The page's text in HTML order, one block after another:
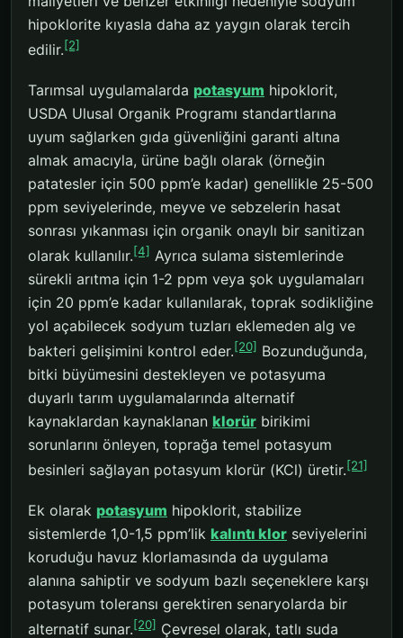
hipoklorite kıyasla daha az yaygın olarak tercih
edilir.[2]
Tarımsal uygulamalarda potasyum hipoklorit,
USDA Ulusal Organik Programı standartlarına
uyum sağlarken gıda güvenliğini garanti altına
almak amacıyla, ürüne bağlı olarak (örneğin
patatesler için 500 ppm’e kadar) genellikle 25-500
ppm seviyelerinde, meyve ve sebzelerin hasat
sonrası yıkanması için organik onaylı bir sanitizan
olarak kullanılır.[4] Ayrıca sulama sistemlerinde
sürekli arıtma için 1-2 ppm veya şok uygulamaları
için 20 ppm’e kadar kullanılarak, toprak sodikliğine
yol açabilecek sodyum tuzları eklemeden alg ve
bakteri gelişimini kontrol eder.[20] Bozunduğunda,
bitki büyümesini destekleyen ve potasyuma
duyarlı tarım uygulamalarında alternatif
kaynaklardan kaynaklanan klorür birikimi
sorunlarını önleyen, toprağa temel potasyum
besinleri sağlayan potasyum klorür (KCl) üretir.[21]
Ek olarak potasyum hipoklorit, stabilize
sistemlerde 1,0-1,5 ppm’lik kalıntı klor seviyelerini
koruduğu havuz klorlamasında da uygulama
alanına sahiptir ve sodyum bazlı seçeneklere karşı
potasyum toleransı gerektiren senaryolarda bir
alternatif sunar.[20] Çevresel olarak, tatlı suda